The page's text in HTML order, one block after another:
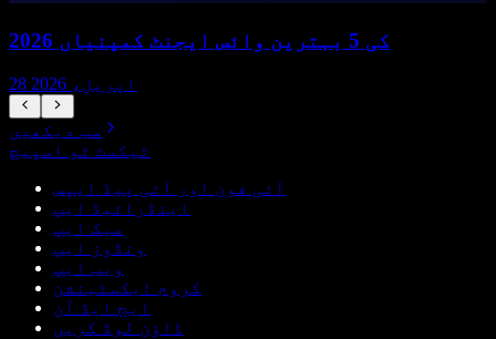
2026 کی 5 بہترین وائس ایجنٹ کمپنیاں
28 اپریل، 2026
سب دیکھیں
ٹیکسٹ ٹو اسپیچ
آئی فون اور آئی پیڈ ایپس
اینڈرائیڈ ایپ
میک ایپ
ونڈوز ایپ
ویب ایپ
کروم ایکسٹینشن
ایج ایڈ آن
ڈاؤن لوڈ کریں